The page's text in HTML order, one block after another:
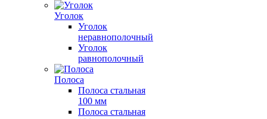
Уголок
Уголок
неравнополочный
Уголок
равнополочный
Полоса
Полоса стальная
100 мм
Полоса стальная